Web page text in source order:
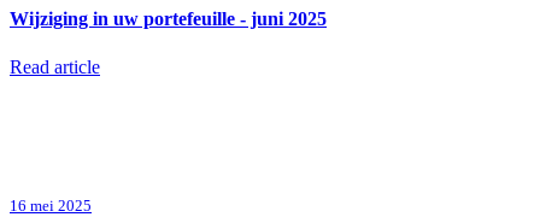
Wijziging in uw portefeuille - juni 2025
Read article
16 mei 2025